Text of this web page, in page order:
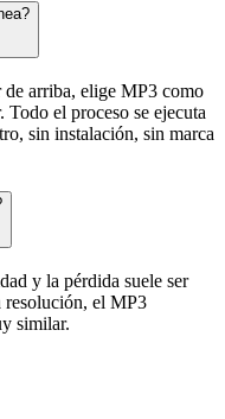
arriba, elige MP3 como
el proceso se ejecuta
sin instalación, sin marca
y la pérdida suele ser
el MP3
similar.